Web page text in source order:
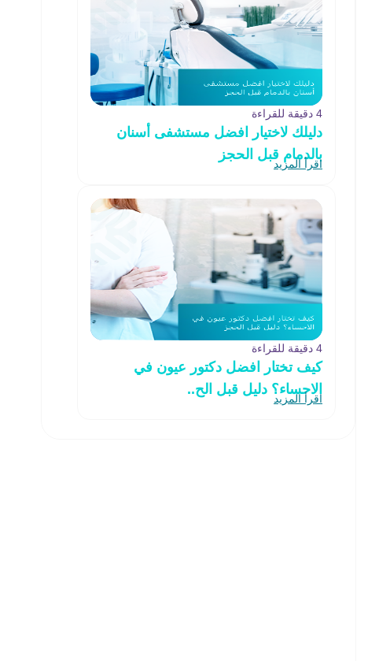
4 دقيقة للقراءة
دليلك لاختيار افضل مستشفى أسنان
بالدمام قبل الحجز
اقرأ المزيد
4 دقيقة للقراءة
كيف تختار افضل دكتور عيون في
الاحساء؟ دليل قبل الح..
اقرأ المزيد